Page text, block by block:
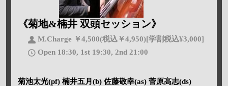
《菊地&楠井 双頭セッション》
M.Charge ￥4,500(税込￥4,950)[学割税込¥3,000]
Open 18:30, 1st 19:30, 2nd 21:00
菊池太光(pf) 楠井五月(b) 佐藤敬幸(as) 菅原高志(ds)